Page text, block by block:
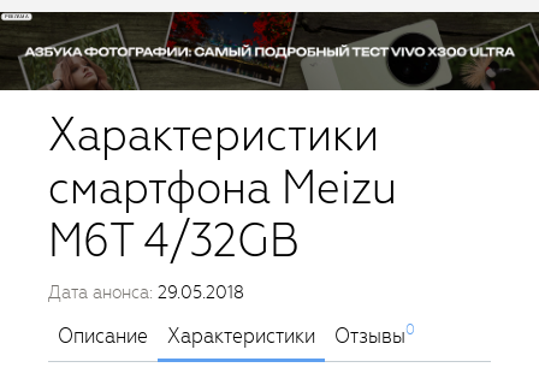
Характеристики
смартфона Meizu
M6T 4/32GB
Дата анонса: 29.05.2018
Описание Характеристики Отзывы0